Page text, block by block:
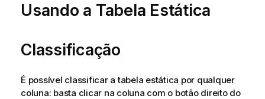
Usando a Tabela Estática
Classificação
É possível classificar a tabela estática por qualquer
coluna: basta clicar na coluna com o botão direito do